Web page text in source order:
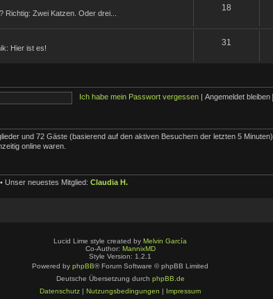
Zwei Katzen. Oder drei...
18
Hier ist es!
31
Ich habe mein Passwort vergessen Angemeldet bleiben
und 72 Gäste (basierend auf den aktiven Besuchern der letzten 5 Minuten)
online waren.
• Unser neuestes Mitglied: Claudia H.
Lucid Lime style created by Melvin García
Co-Author: MannixMD
Style Version: 1.2.1
Powered by phpBB® Forum Software © phpBB Limited
Deutsche Übersetzung durch phpBB.de
Datenschutz | Nutzungsbedingungen | Impressum